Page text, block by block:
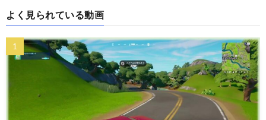
よく見られている動画